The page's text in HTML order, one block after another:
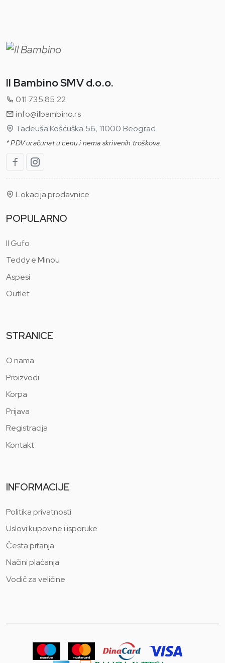
Il Bambino SMV d.o.o.
011 735 85 22
info@ilbambino.rs
Tadeuša Košćuška 56, 11000 Beograd
* PDV uračunat u cenu i nema skrivenih troškova.
Lokacija prodavnice
POPULARNO
Il Gufo
Teddy e Minou
Aspesi
Outlet
STRANICE
O nama
Proizvodi
Korpa
Prijava
Registracija
Kontakt
INFORMACIJE
Politika privatnosti
Uslovi kupovine i isporuke
Česta pitanja
Načini plaćanja
Vodič za veličine